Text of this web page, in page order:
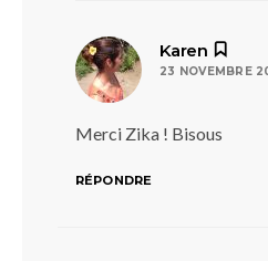
Karen
23 NOVEMBRE
Merci Zika ! Bisous
RÉPONDRE